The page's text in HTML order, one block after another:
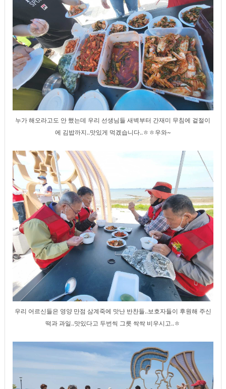
누가 해오라고도 안 했는데 우리 선생님들 새벽부터 간재미 무침에 겉절이
에 김밥까지..맛있게 먹겠습니다..ㅎㅎ우와~
우리 어르신들은 영양 만점 삼계죽에 맛난 반찬들..보호자들이 후원해 주신
떡과 과일..맛있다고 두번씩 그릇 싹싹 비우시고..ㅎ